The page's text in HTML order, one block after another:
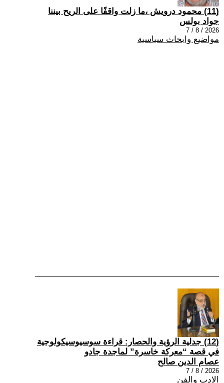
(11) محمود درويش ،ما زلت واقفًا على الريح بيننا
جواد بولس
2026 / 8 / 7
مواضيع وابحاث سياسية
(12) جدلية الرؤية والحصار: قراءة سوسيوسيكولوجية
في قصة “معركة خاسرة” لماجدة جادو
عصام الدين صالح
2026 / 8 / 7
الادب والفن